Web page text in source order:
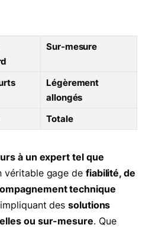
Sur-mesure
Légèrement
allongés
Totale
à un expert tel que
véritable gage de fiabilité, de
technique
dessolutions
ou sur-mesure. Que